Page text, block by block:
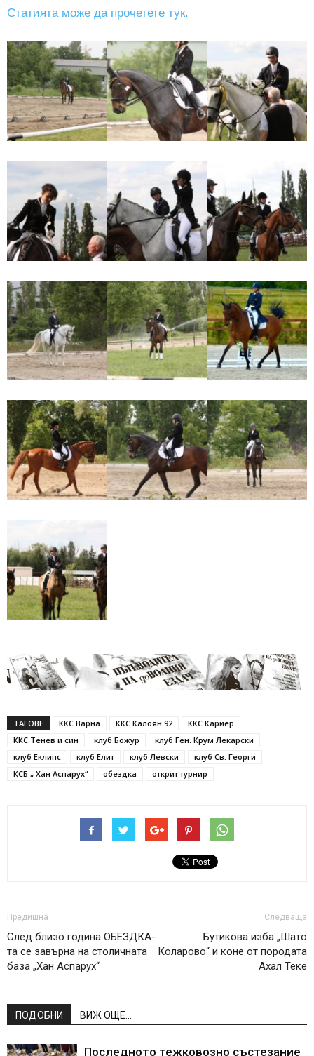
Статията може да прочетете тук.
ТАГОВЕ ККС Варна ККС Калоян 92
ККС Кариер
ККС Тенев и син
клуб Божур
клуб Ген. Крум Лекарски
клуб Еклипс
клуб Елит клуб Левски
клуб Св. Георги
КСБ „ Хан Аспарух“
обездка открит турнир
Предишна
След близо година ОБЕЗДКА-
та се завърна на столичната
база „Хан Аспарух“
Следваща
Бутикова изба „Шато
Коларово“ и коне от породата
Ахал Теке
ПОДОБНИ ВИЖ ОЩЕ...
Последното тежковозно състезание